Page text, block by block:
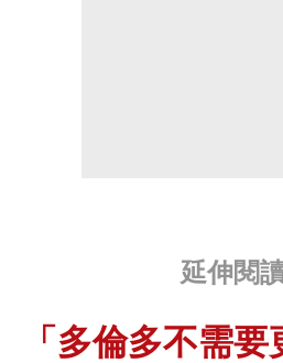
延伸閱
「多倫多不需